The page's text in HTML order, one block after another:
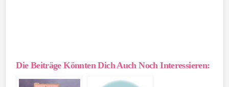
Die Beiträge Könnten Dich Auch Noch Interessieren: